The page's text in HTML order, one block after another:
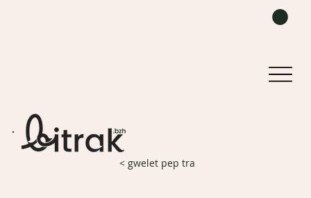
< gwelet pep tra